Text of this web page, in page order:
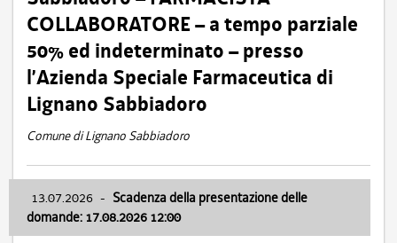
COLLABORATORE – a tempo parziale
50% ed indeterminato – presso
l’Azienda Speciale Farmaceutica di
Lignano Sabbiadoro
Comune di Lignano Sabbiadoro
13.07.2026 - Scadenza della presentazione delle
domande: 17.08.2026 12:00